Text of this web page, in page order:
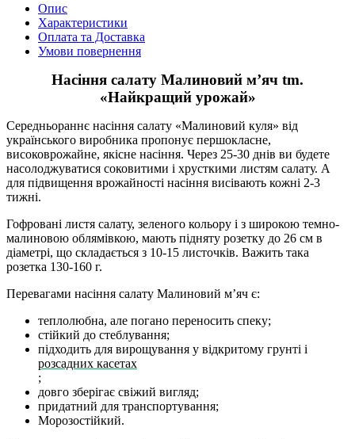
Опис
Характеристики
Оплата та Доставка
Умови повернення
Насіння салату Малиновий м’яч tm.
«Найкращий урожай»
Середньораннє насіння салату «Малиновий куля» від
українського виробника пропонує першокласне,
високоврожайне, якісне насіння. Через 25-30 днів ви будете
насолоджуватися соковитими і хрусткими листям салату. А
для підвищення врожайності насіння висівають кожні 2-3
тижні.
Гофровані листя салату, зеленого кольору і з широкою темно-
малиновою облямівкою, мають підняту розетку до 26 см в
діаметрі, що складається з 10-15 листочків. Важить така
розетка 130-160 г.
Перевагами насіння салату Малиновий м’яч є:
теплолюбна, але погано переносить спеку;
стійкий до стеблування;
підходить для вирощування у відкритому грунті і
розсадних касетах
;
довго зберігає свіжий вигляд;
придатний для транспортування;
Морозостійкий.